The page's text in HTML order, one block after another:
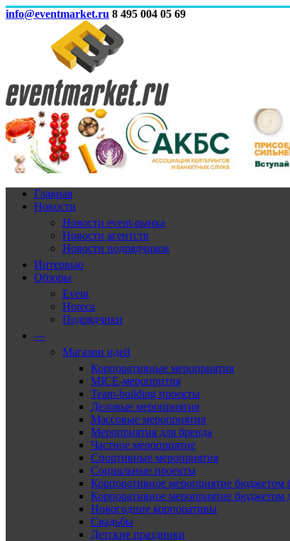
info@eventmarket.ru 8 495 004 05 69
Главная
Новости
Новости event-рынка
Новости агентств
Новости подрядчиков
Интервью
Обзоры
Event
Horeca
Подрядчики
—
Магазин идей
Корпоративные мероприятия
MICE-меропрития
Team-building проекты
Деловые мероприятия
Массовые мероприятия
Мероприятия для бренда
Частное мероприятие
Спортивные мероприятия
Социальные проекты
Корпоративное мероприятие бюджетом
Корпоративное мероприятие бюджетом
Новогодние корпоративы
Свадьбы
Детские праздники